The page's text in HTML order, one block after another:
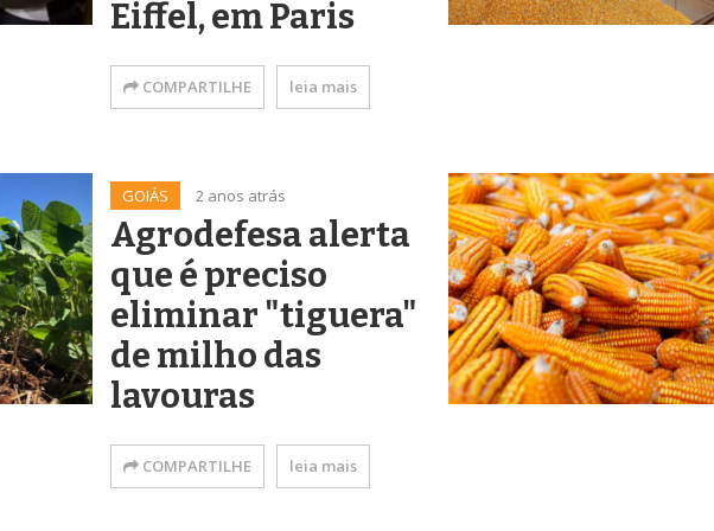
Eiffel, em Paris
COMPARTILHE leia mais
GOIÁS 2 anos atrás
Agrodefesa alerta
que é preciso
eliminar "tiguera"
de milho das
lavouras
COMPARTILHE leia mais